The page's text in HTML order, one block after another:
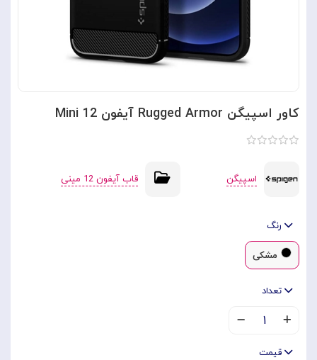
کاور اسپیگن Rugged Armor آیفون 12 Mini
اسپیگن قاب آیفون 12 مینی
رنگ
مشکی
تعداد
۱
قیمت